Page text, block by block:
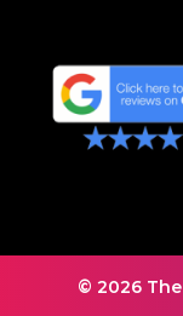
© 2026